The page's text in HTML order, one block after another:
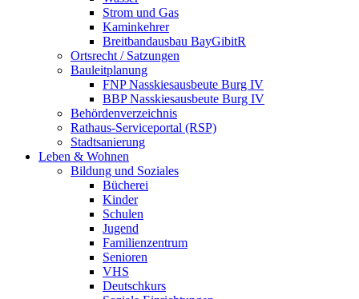
Strom und Gas
Kaminkehrer
Breitbandausbau BayGibitR
Ortsrecht / Satzungen
Bauleitplanung
FNP Nasskiesausbeute Burg IV
BBP Nasskiesausbeute Burg IV
Behördenverzeichnis
Rathaus-Serviceportal (RSP)
Stadtsanierung
Leben & Wohnen
Bildung und Soziales
Bücherei
Kinder
Schulen
Jugend
Familienzentrum
Senioren
VHS
Deutschkurs